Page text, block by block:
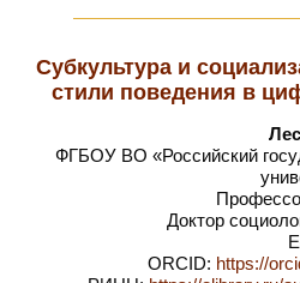
Субкультура и
стили поведения в
ФГБОУ ВО «Российский
Доктор
ORCID: https://